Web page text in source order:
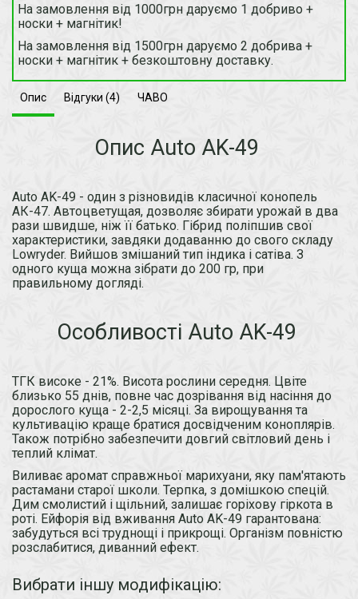
На замовлення від 1000грн даруємо 1 добриво +
носки + магнітик!
На замовлення від 1500грн даруємо 2 добрива +
носки + магнітик + безкоштовну доставку.
Опис Відгуки (4) ЧАВО
Опис Auto AK-49
Auto AK-49 - один з різновидів класичної конопель
АК-47. Автоцветущая, дозволяє збирати урожай в два
рази швидше, ніж її батько. Гібрид поліпшив свої
характеристики, завдяки додаванню до свого складу
Lowryder. Вийшов змішаний тип індика і сатіва. З
одного куща можна зібрати до 200 гр, при
правильному догляді.
Особливості Auto AK-49
ТГК високе - 21%. Висота рослини середня. Цвіте
близько 55 днів, повне час дозрівання від насіння до
дорослого куща - 2-2,5 місяці. За вирощування та
культивацію краще братися досвідченим коноплярів.
Також потрібно забезпечити довгий світловий день і
теплий клімат.
Виливає аромат справжньої марихуани, яку пам'ятають
растамани старої школи. Терпка, з домішкою спецій.
Дим смолистий і щільний, залишає горіхову гіркота в
роті. Ейфорія від вживання Auto AK-49 гарантована:
забудуться всі труднощі і прикрощі. Організм повністю
розслабитися, диванний ефект.
Вибрати іншу модифікацію: